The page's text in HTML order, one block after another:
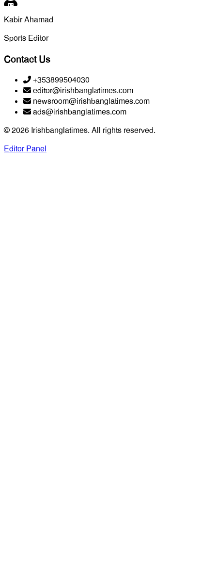
Kabir Ahamad
Sports Editor
Contact Us
+353899504030
editor@irishbanglatimes.com
newsroom@irishbanglatimes.com
ads@irishbanglatimes.com
© 2026 Irishbanglatimes. All rights reserved.
Editor Panel